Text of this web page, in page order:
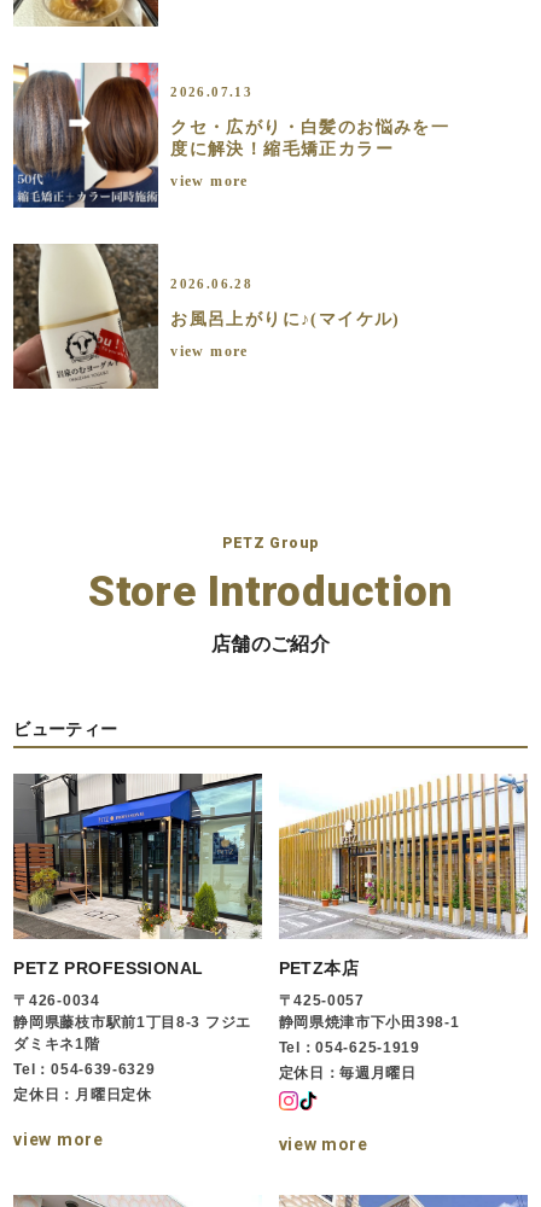
2026.07.13
クセ・広がり・白髪のお悩みを一
度に解決！縮毛矯正カラー
view more
2026.06.28
お風呂上がりに♪(マイケル)
view more
PETZ Group
Store Introduction
店舗のご紹介
ビューティー
PETZ PROFESSIONAL
〒426-0034
静岡県藤枝市駅前1丁目8-3 フジエ
ダミキネ1階
Tel：054-639-6329
定休日：月曜日定休
view more
PETZ本店
〒425-0057
静岡県焼津市下小田398-1
Tel：054-625-1919
定休日：毎週月曜日
view more